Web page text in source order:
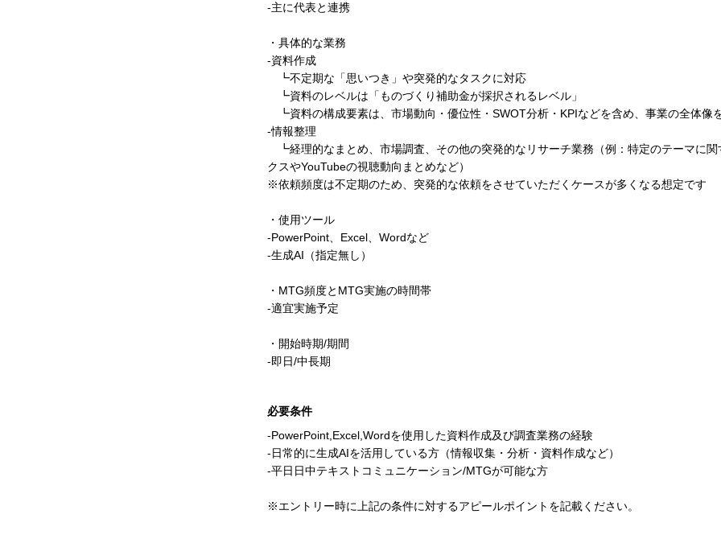
-主に代表と連携
・具体的な業務
-資料作成
┗不定期な「思いつき」や突発的なタスクに対応
┗資料のレベルは「ものづくり補助金が採択されるレベル」
┗資料の構成要素は、市場動向・優位性・SWOT分析・KPIなどを含め、事業の全体像
-情報整理
┗経理的なまとめ、市場調査、その他の突発的なリサーチ業務（例：特定のテーマに関
クスやYouTubeの視聴動向まとめなど）
※依頼頻度は不定期のため、突発的な依頼をさせていただくケースが多くなる想定です
・使用ツール
-PowerPoint、Excel、Wordなど
-生成AI（指定無し）
・MTG頻度とMTG実施の時間帯
-適宜実施予定
・開始時期/期間
-即日/中長期
必要条件
-PowerPoint,Excel,Wordを使用した資料作成及び調査業務の経験
-日常的に生成AIを活用している方（情報収集・分析・資料作成など）
-平日日中テキストコミュニケーション/MTGが可能な方
※エントリー時に上記の条件に対するアピールポイントを記載ください。